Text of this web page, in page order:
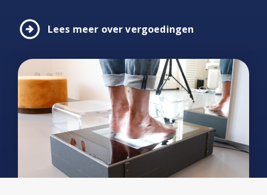
arrow_circle_right Lees meer over vergoedingen